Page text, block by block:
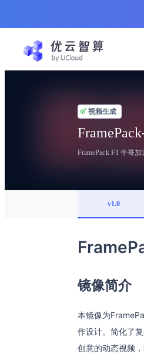
视频生成
FramePack F1 牛哥加
v1.0
镜像简介
本镜像为
作设计。简化了
创意的动态视频